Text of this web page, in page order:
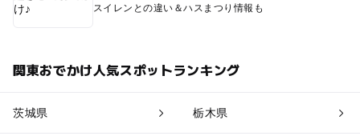
スイレンとの違い＆ハスまつり情報も
関東おでかけ人気スポットランキング
茨城県 栃木県